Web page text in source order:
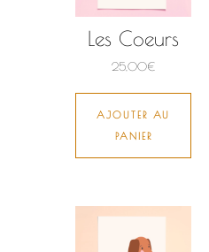
Les Coeurs
25,00€
AJOUTER AU
PANIER